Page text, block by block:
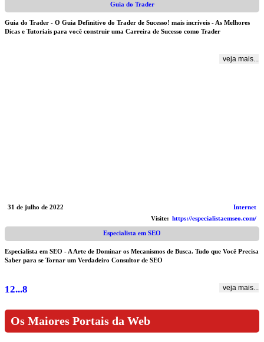
Guia do Trader
Guia do Trader - O Guia Definitivo do Trader de Sucesso! mais incríveis - As Melhores
Dicas e Tutoriais para você construir uma Carreira de Sucesso como Trader
veja mais...
31 de julho de 2022
Internet
Visite: https://especialistaemseo.com/
Especialista em SEO
Especialista em SEO - A Arte de Dominar os Mecanismos de Busca. Tudo que Você Precisa
Saber para se Tornar um Verdadeiro Consultor de SEO
veja mais...
12...8
Os Maiores Portais da Web